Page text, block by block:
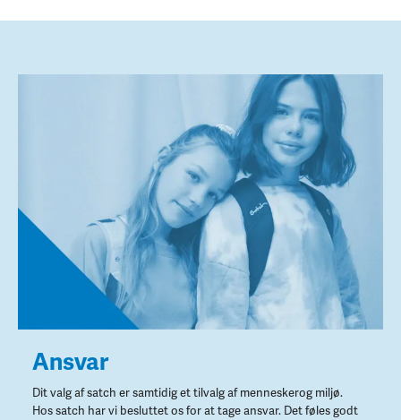
Ansvar
Dit valg af satch er samtidig et tilvalg af menneskerog miljø.
Hos satch har vi besluttet os for at tage ansvar. Det føles godt